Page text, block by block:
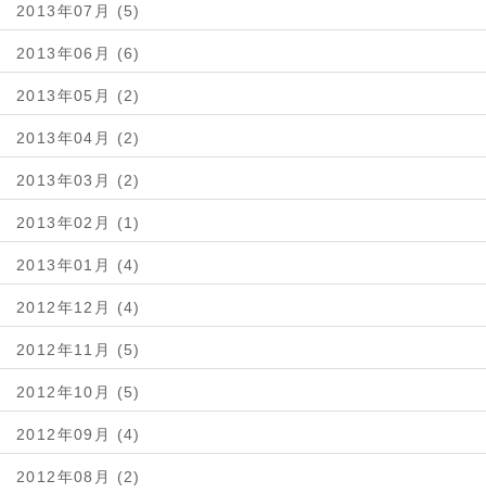
2013年07月 (5)
2013年06月 (6)
2013年05月 (2)
2013年04月 (2)
2013年03月 (2)
2013年02月 (1)
2013年01月 (4)
2012年12月 (4)
2012年11月 (5)
2012年10月 (5)
2012年09月 (4)
2012年08月 (2)